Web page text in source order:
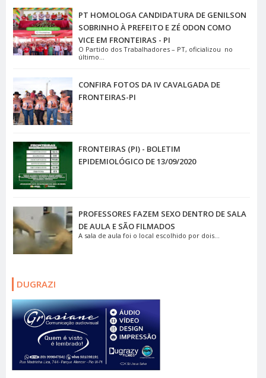
PT HOMOLOGA CANDIDATURA DE GENILSON
SOBRINHO À PREFEITO E ZÉ ODON COMO
VICE EM FRONTEIRAS - PI
O Partido dos Trabalhadores – PT, oficializou no
último...
CONFIRA FOTOS DA IV CAVALGADA DE
FRONTEIRAS-PI
FRONTEIRAS (PI) - BOLETIM
EPIDEMIOLÓGICO DE 13/09/2020
PROFESSORES FAZEM SEXO DENTRO DE SALA
DE AULA E SÃO FILMADOS
A sala de aula foi o local escolhido por dois...
DUGRAZI